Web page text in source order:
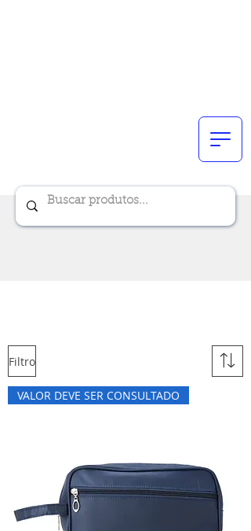
Filtro
VALOR DEVE SER CONSULTADO